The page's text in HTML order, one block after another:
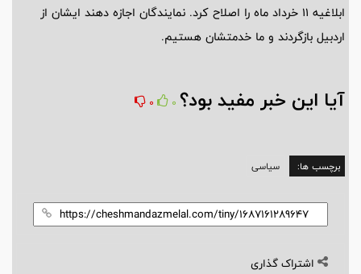
ابلاغیه 11 خرداد ماه را اصلاح کرد. نمایندگان اجازه دهند ایشان از
اردبیل بازگردند و ما خدمتشان هستیم.
آیا این خبر مفید بود؟ 0
0
برچسب ها: سیاسی
اشتراک گذاری